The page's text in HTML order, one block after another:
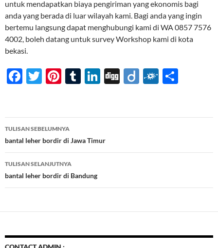
untuk mendapatkan biaya pengiriman yang ekonomis bagi
anda yang berada di luar wilayah kami. Bagi anda yang ingin
bertemu langsung dapat menghubungi kami di WA 0857 7576
4002, boleh datang untuk survey Workshop kami di kota
bekasi.
F
b
o
o
k
T
er
Pi
es
t
T
bl
r
Li
e
dI
n
Di Di F
d e
Navigasi
Tulisan
TULISAN SEBELUMNYA
bantal leher bordir di Jawa Timur
TULISAN SELANJUTNYA
bantal leher bordir di Bandung